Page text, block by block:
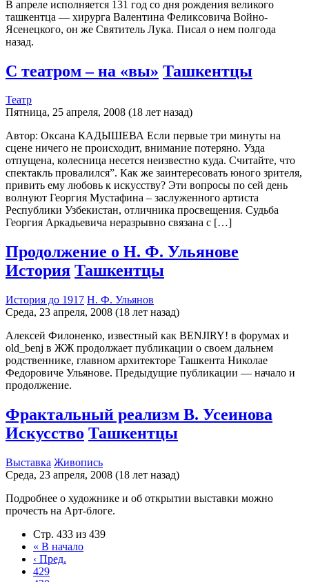
В апреле исполняется 131 год со дня рождения великого
ташкентца — хирурга Валентина Феликсовича Войно-
Ясенецкого, он же Святитель Лука. Писал о нем полгода
назад.
С театром – на «вы» Ташкентцы
Театр
Пятница, 25 апреля, 2008 (18 лет назад)
Автор: Оксана КАДЫШЕВА Если первые три минуты на
сцене ничего не происходит, внимание потеряно. Узда
отпущена, колесница несется неизвестно куда. Считайте, что
спектакль провалился”. Как же заинтересовать юного зрителя,
привить ему любовь к искусству? Эти вопросы по сей день
волнуют Георгия Мустафина – заслуженного артиста
Республики Узбекистан, отличника просвещения. Судьба
Георгия Аркадьевича неразрывно связана с […]
Продолжение о Н. Ф. Ульянове
История Ташкентцы
История до 1917 Н. Ф. Ульянов
Среда, 23 апреля, 2008 (18 лет назад)
Алексей Филоненко, известный как BENJIRY! в форумах и
old_benj в ЖЖ продолжает публикации о своем дальнем
родственнике, главном архитекторе Ташкента Николае
Федоровиче Ульянове. Предыдущие публикации — начало и
продолжение.
Фрактальный реализм В. Усеинова
Искусство Ташкентцы
Выставка Живопись
Среда, 23 апреля, 2008 (18 лет назад)
Подробнее о художнике и об открытии выставки можно
прочесть на Арт-блоге.
Стр. 433 из 439
« В начало
‹ Пред.
429